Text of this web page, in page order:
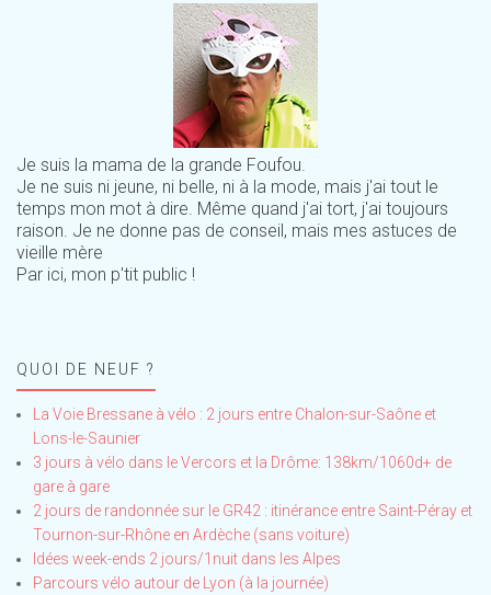
Je suis la mama de la grande Foufou.
Je ne suis ni jeune, ni belle, ni à la mode, mais j'ai tout le
temps mon mot à dire. Même quand j'ai tort, j'ai toujours
raison. Je ne donne pas de conseil, mais mes astuces de
vieille mère
Par ici, mon p'tit public !
QUOI DE NEUF ?
La Voie Bressane à vélo : 2 jours entre Chalon-sur-Saône et
Lons-le-Saunier
3 jours à vélo dans le Vercors et la Drôme: 138km/1060d+ de
gare à gare
2 jours de randonnée sur le GR42 : itinérance entre Saint-Péray et
Tournon-sur-Rhône en Ardèche (sans voiture)
Idées week-ends 2 jours/1nuit dans les Alpes
Parcours vélo autour de Lyon (à la journée)